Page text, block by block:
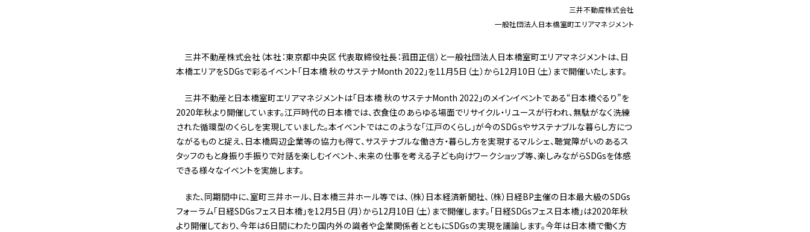
三井不動産株式会社
一般社団法人日本橋室町エリアマネジメント
三井不動産株式会社（本社：東京都中央区 代表取締役社長：菰田正信）と一般社団法人日本橋室町エリアマネジメントは、日
本橋エリアをSDGsで彩るイベント「日本橋 秋のサステナMonth 2022」を11月5日（土）から12月10日（土）まで開催いたします。
三井不動産と日本橋室町エリアマネジメントは「日本橋 秋のサステナMonth 2022」のメインイベントである“日本橋ぐるり”を
2020年秋より開催しています。江戸時代の日本橋では、衣食住のあらゆる場面でリサイクル・リユースが行われ、無駄がなく洗練
された循環型のくらしを実現していました。本イベントではこのような「江戸のくらし」が今のSDGｓやサステナブルな暮らし方につ
ながるものと捉え、日本橋周辺企業等の協力も得て、サステナブルな働き方・暮らし方を実現するマルシェ、聴覚障がいのあるス
タッフのもと身振り手振りで対話を楽しむイベント、未来の仕事を考える子ども向けワークショップ等、楽しみながらSDGsを体感
できる様々なイベントを実施します。
また、同期間中に、室町三井ホール、日本橋三井ホール等では、（株）日本経済新聞社、（株）日経BP主催の日本最大級のSDGs
フォーラム「日経SDGsフェス日本橋」を12月5日（月）から12月10日（土）まで開催します。「日経SDGsフェス日本橋」は2020年秋
より開催しており、今年は6日間にわたり国内外の識者や企業関係者とともにSDGsの実現を議論します。今年は日本橋で働く方